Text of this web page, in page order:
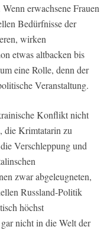
erwachsene Frauen
Bedürfnisse der
wirken
etwas altbacken bis
eine Rolle, denn der
Veranstaltung.
Konflikt nicht
die Krimtatarin zu
Verschleppung und
zwar abgeleugneten,
Russland-Politik
höchst
nicht in die Welt der